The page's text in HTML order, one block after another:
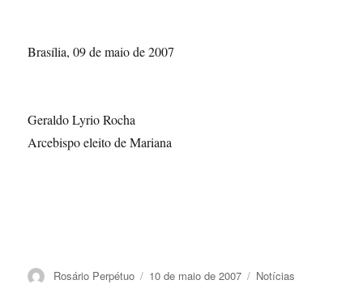
Brasília, 09 de maio de 2007
Geraldo Lyrio Rocha
Arcebispo eleito de Mariana
Autor
Rosário Perpétuo
Publicado
10 de maio de 2007 Categorias
Notícias